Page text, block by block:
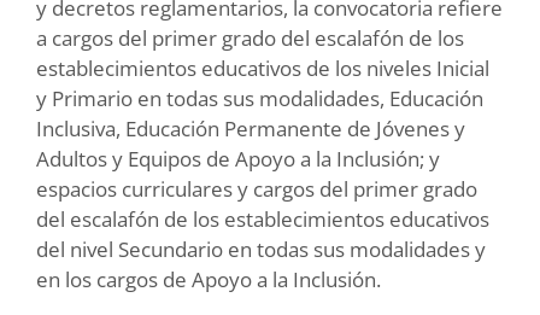
y decretos reglamentarios, la convocatoria refiere
a cargos del primer grado del escalafón de los
establecimientos educativos de los niveles Inicial
y Primario en todas sus modalidades, Educación
Inclusiva, Educación Permanente de Jóvenes y
Adultos y Equipos de Apoyo a la Inclusión; y
espacios curriculares y cargos del primer grado
del escalafón de los establecimientos educativos
del nivel Secundario en todas sus modalidades y
en los cargos de Apoyo a la Inclusión.